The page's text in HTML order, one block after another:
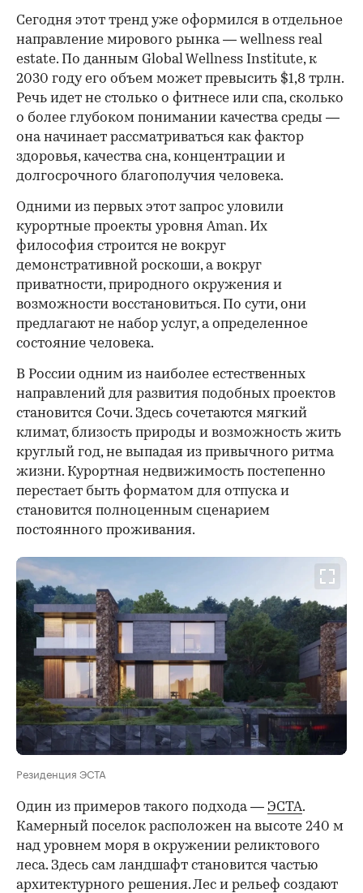
Сегодня этот тренд уже оформился в отдельное
направление мирового рынка — wellness real
estate. По данным Global Wellness Institute, к
2030 году его объем может превысить $1,8 трлн.
Речь идет не столько о фитнесе или спа, сколько
о более глубоком понимании качества среды —
она начинает рассматриваться как фактор
здоровья, качества сна, концентрации и
долгосрочного благополучия человека.
Одними из первых этот запрос уловили
курортные проекты уровня Aman. Их
философия строится не вокруг
демонстративной роскоши, а вокруг
приватности, природного окружения и
возможности восстановиться. По сути, они
предлагают не набор услуг, а определенное
состояние человека.
В России одним из наиболее естественных
направлений для развития подобных проектов
становится Сочи. Здесь сочетаются мягкий
климат, близость природы и возможность жить
круглый год, не выпадая из привычного ритма
жизни. Курортная недвижимость постепенно
перестает быть форматом для отпуска и
становится полноценным сценарием
постоянного проживания.
Резиденция ЭСТА
Один из примеров такого подхода — ЭСТА.
Камерный поселок расположен на высоте 240 м
над уровнем моря в окружении реликтового
леса. Здесь сам ландшафт становится частью
архитектурного решения. Лес и рельеф создают